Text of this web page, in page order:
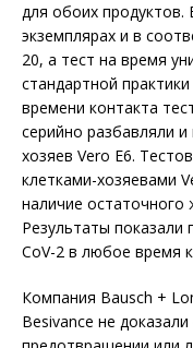
для обоих
экземплярах и в
20, а тест на время
стандартной
времени контакта
серийно разбавляли
хозяев Vero E6.
клетками-хозяевами
наличие остаточного
Результаты показали
CoV-2 в любое время
Компания Bausch +
Besivance не